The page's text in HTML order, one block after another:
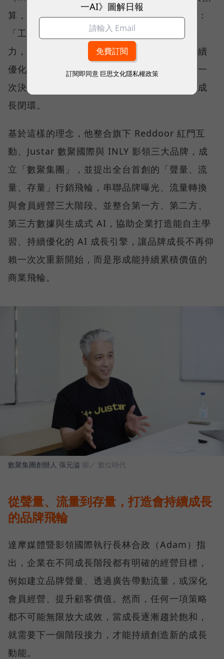
算，卻始終無法累積真正的成長資產。他直言：
「工具越多，不表示結果越好。」真正的競爭
力，在於建立一套能整合數據、沉澱經驗並持續
優化的成長機制，讓每一次行銷投入都成為下一
次決策的養分，形成能不斷學習、自我進化的成
長閉環。
基於這樣的理念，他整合旗下 Reddoor 紅門互
動、Justar 數聚國際與 INLY 影領三大品牌，成
立「數聚集團」，並提出全台首創的「聲量、流
量、存量」行銷飛輪，串聯品牌曝光、流量轉換
與會員經營三大階段。並整合第一方、第二方、
第三方數據與生成式 AI，協助企業打造能自主學
習、持續優化的 AI 成長引擎，讓品牌成長不再仰
賴一次次重新開始，而是形成能持續累積價值的
商業飛輪。
數聚集團創辦人 張元溢 圖／ 數位時代
從聲量、流量到存量，打造會持續成長
的品牌飛輪
達摩媒體暨影領國際執行長林合政（Adam）指
出，企業在不同成長階段都有明確的經營目標，
例如建立品牌聲量、透過廣告帶動流量，或深化
會員經營、提升顧客價值。然而，任何一項策略
都不可能無限放大成效，當成長逐漸趨於飽和，
就需要下一個階段接力，才能持續創造新的成長
動能。
一AI》圖解日報
訂閱即同意 巨思文化隱私權政策